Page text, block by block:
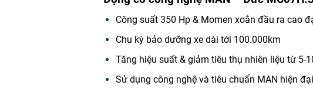
Công suất 350 Hp & Momen xoắn đầu ra cao
Chu kỳ bảo dưỡng xe dài tới 100.000km
Tăng hiệu suất & giảm tiêu thụ nhiên liệu từ 5-
Sử dụng công nghệ và tiêu chuẩn MAN hiện